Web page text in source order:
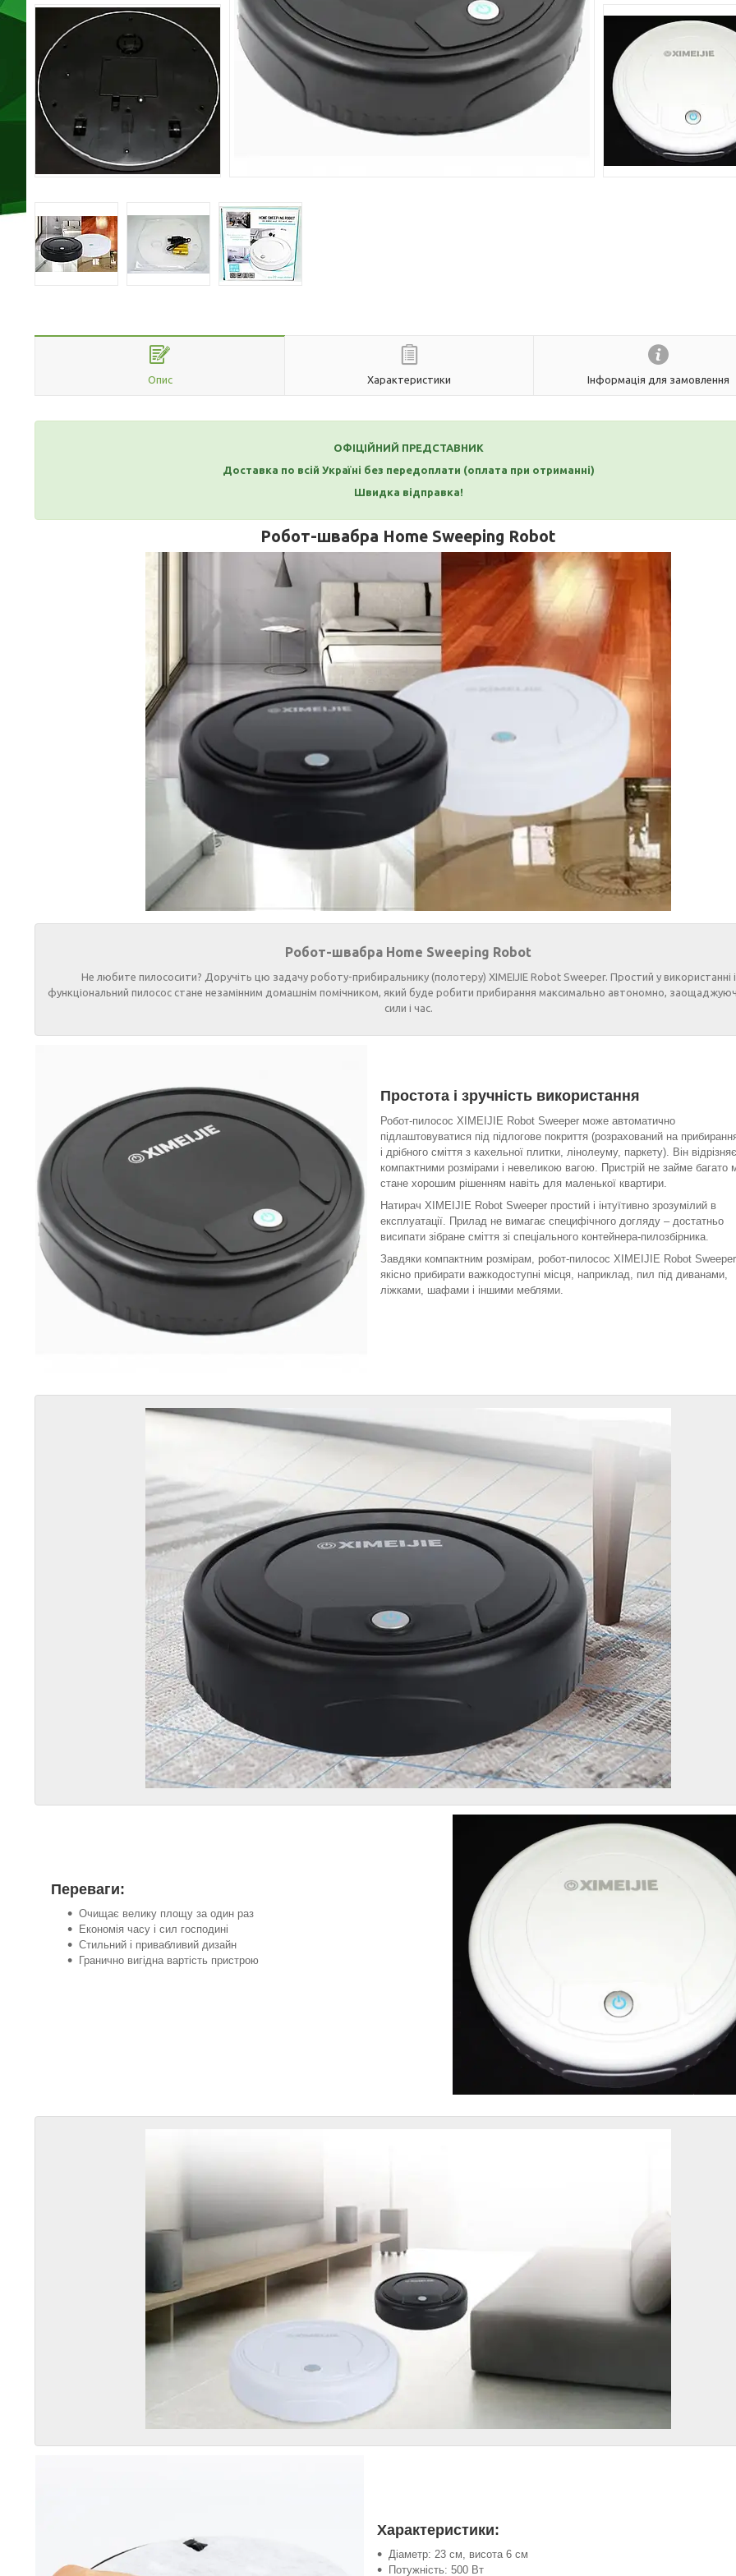
Опис Характеристики Інформація для замовлення
ОФІЦІЙНИЙ ПРЕДСТАВНИК
Доставка по всій Україні без передоплати (оплата при отриманні)
Швидка відправка!
Робот-швабра Home Sweeping Robot
Робот-швабра Home Sweeping Robot
Не любите пилососити? Доручіть цю задачу роботу-прибиральнику (полотеру) XIMEIJIE Robot Sweeper. Простий у використанні і
функціональний пилосос стане незамінним домашнім помічником, який буде робити прибирання максимально автономно,
сили і час.
Простота і зручність використання
Робот-пилосос XIMEIJIE Robot Sweeper може автоматично
підлаштовуватися під підлогове покриття (розрахований на
і дрібного сміття з кахельної плитки, лінолеуму, паркету). Він
компактними розмірами і невеликою вагою. Пристрій не займе багато
стане хорошим рішенням навіть для маленької квартири.
Натирач XIMEIJIE Robot Sweeper простий і інтуїтивно зрозумілий в
експлуатації. Прилад не вимагає специфічного догляду – достатньо
висипати зібране сміття зі спеціального контейнера-пилозбірника.
Завдяки компактним розмірам, робот-пилосос XIMEIJIE Robot
якісно прибирати важкодоступні місця, наприклад, пил під диванами,
ліжками, шафами і іншими меблями.
Переваги:
Очищає велику площу за один раз
Економія часу і сил господині
Стильний і привабливий дизайн
Гранично вигідна вартість пристрою
Характеристики:
Діаметр: 23 см, висота 6 см
Потужність: 500 Вт